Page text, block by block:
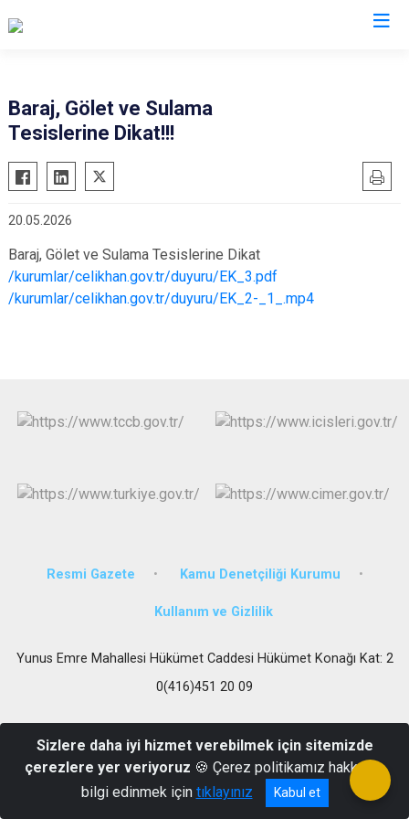
Besni
Çelikhan
Gölbaşı
Kahta
Samsat
Baraj, Gölet ve Sulama
Tesislerine Dikat!!!
20.05.2026
Baraj, Gölet ve Sulama Tesislerine Dikat
/kurumlar/celikhan.gov.tr/duyuru/EK_3.pdf
/kurumlar/celikhan.gov.tr/duyuru/EK_2-_1_.mp4
Resmi Gazete Kamu Denetçiliği Kurumu
Kullanım ve Gizlilik
Yunus Emre Mahallesi Hükümet Caddesi Hükümet Konağı Kat: 2
0(416)451 20 09
Sizlere daha iyi hizmet verebilmek için sitemizde
çerezlere yer veriyoruz 🍪 Çerez politikamız hakkında
bilgi edinmek için tıklayınız Kabul et